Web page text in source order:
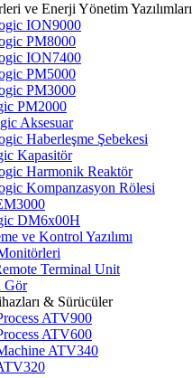
ve Enerji Yönetim Yazılımları
ION9000
PM8000
ION7400
PM5000
PM3000
PM2000
Aksesuar
Haberleşme Şebekesi
Kapasitör
Harmonik Reaktör
Kompanzasyon Rölesi
DM6x00H
ve Kontrol Yazılımı
Terminal Unit
Gör
& Sürücüler
ATV900
ATV600
ATV340